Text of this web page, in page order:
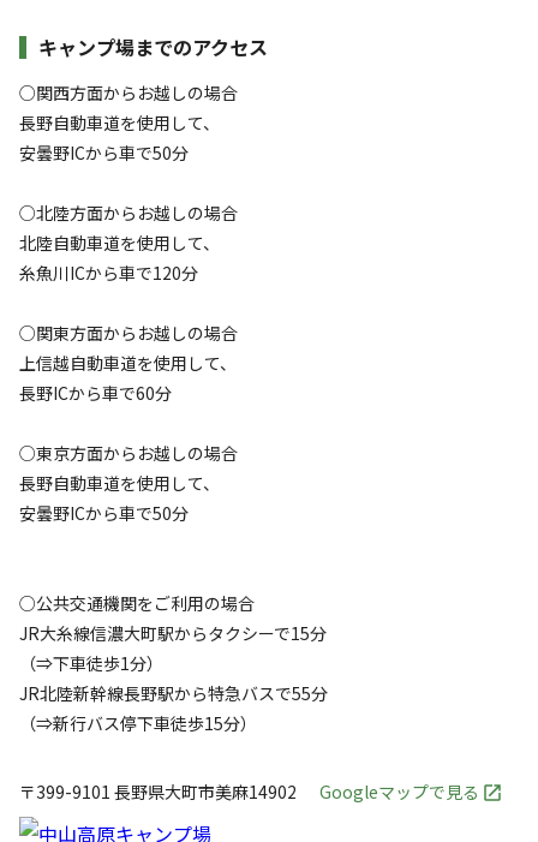
キャンプ場までのアクセス
○関西方面からお越しの場合
長野自動車道を使用して、
安曇野ICから車で50分
○北陸方面からお越しの場合
北陸自動車道を使用して、
糸魚川ICから車で120分
○関東方面からお越しの場合
上信越⾃動⾞道を使用して、
長野ICから車で60分
○東京方面からお越しの場合
長野自動車道を使用して、
安曇野ICから車で50分
○公共交通機関をご利用の場合
JR大糸線信濃大町駅からタクシーで15分
（⇒下車徒歩1分）
JR北陸新幹線長野駅から特急バスで55分
（⇒新行バス停下車徒歩15分）
〒399-9101 長野県大町市美麻14902 Googleマップで見る